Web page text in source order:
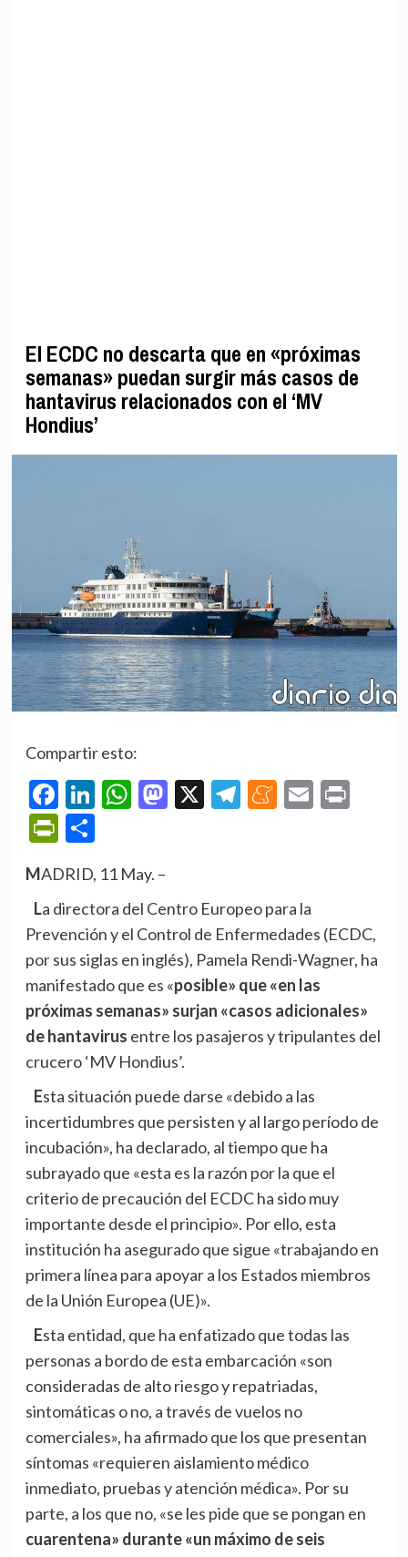
El ECDC no descarta que en «próximas
semanas» puedan surgir más casos de
hantavirus relacionados con el ‘MV
Hondius’
Compartir esto:
Facebook
LinkedIn
WhatsApp
Mastodon
X Telegram
Meneame
Email
PrintFriendly
Compartir
MADRID, 11 May. –
La directora del Centro Europeo para la
Prevención y el Control de Enfermedades (ECDC,
por sus siglas en inglés), Pamela Rendi-Wagner, ha
manifestado que es «posible» que «en las
próximas semanas» surjan «casos adicionales»
de hantavirus entre los pasajeros y tripulantes del
crucero ‘MV Hondius’.
Esta situación puede darse «debido a las
incertidumbres que persisten y al largo período de
incubación», ha declarado, al tiempo que ha
subrayado que «esta es la razón por la que el
criterio de precaución del ECDC ha sido muy
importante desde el principio». Por ello, esta
institución ha asegurado que sigue «trabajando en
primera línea para apoyar a los Estados miembros
de la Unión Europea (UE)».
Esta entidad, que ha enfatizado que todas las
personas a bordo de esta embarcación «son
consideradas de alto riesgo y repatriadas,
sintomáticas o no, a través de vuelos no
comerciales», ha afirmado que los que presentan
síntomas «requieren aislamiento médico
inmediato, pruebas y atención médica». Por su
parte, a los que no, «se les pide que se pongan en
cuarentena» durante «un máximo de seis